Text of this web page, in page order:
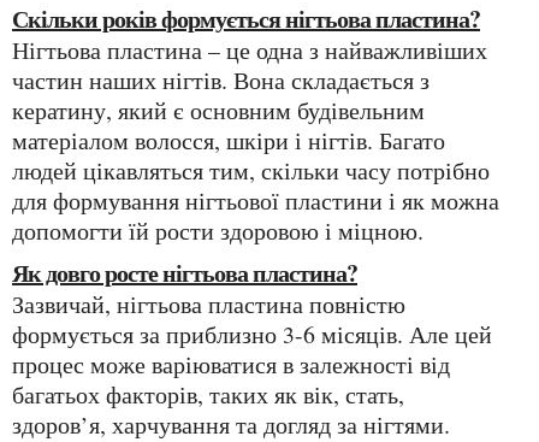
Скільки років формується нігтьова пластина?
Нігтьова пластина – це одна з найважливіших
частин наших нігтів. Вона складається з
кератину, який є основним будівельним
матеріалом волосся, шкіри і нігтів. Багато
людей цікавляться тим, скільки часу потрібно
для формування нігтьової пластини і як можна
допомогти їй рости здоровою і міцною.
Як довго росте нігтьова пластина?
Зазвичай, нігтьова пластина повністю
формується за приблизно 3-6 місяців. Але цей
процес може варіюватися в залежності від
багатьох факторів, таких як вік, стать,
здоров’я, харчування та догляд за нігтями.